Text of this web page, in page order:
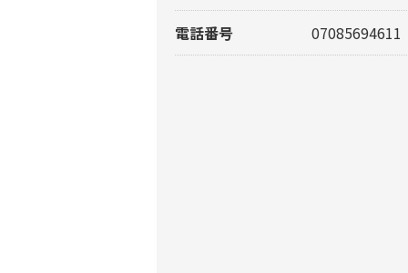
電話番号 07085694611